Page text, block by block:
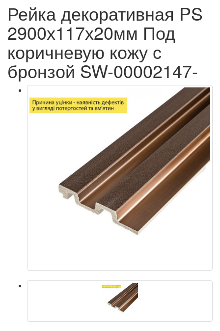
Рейка декоративная PS
2900х117х20мм Под
коричневую кожу с
бронзой SW-00002147-